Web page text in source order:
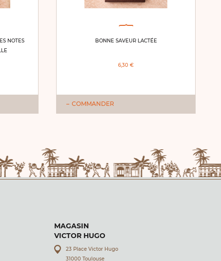
NOTES
BONNE SAVEUR LACTÉE
6,30 €
COMMANDER
MAGASIN
VICTOR HUGO
23 Place Victor Hugo
31000 Toulouse